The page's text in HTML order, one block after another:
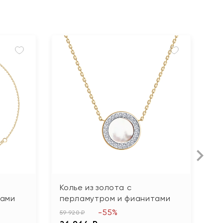
Колье из золота с
перламутром и фианитами
59 920 ₽ -55%